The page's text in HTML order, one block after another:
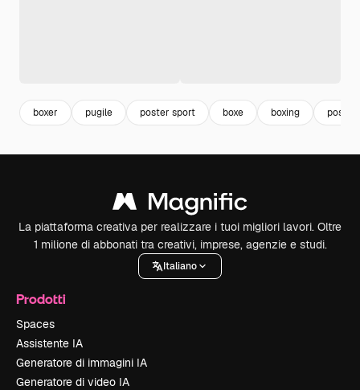
boxer pugile poster sport boxe boxing poster
La piattaforma creativa per realizzare i tuoi migliori lavori. Oltre
1 milione di abbonati tra creativi, imprese, agenzie e studi.
Italiano
Prodotti
Spaces
Assistente IA
Generatore di immagini IA
Generatore di video IA